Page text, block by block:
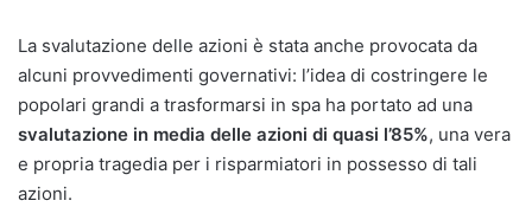
La svalutazione delle azioni è stata anche provocata da
alcuni provvedimenti governativi: l’idea di costringere le
popolari grandi a trasformarsi in spa ha portato ad una
svalutazione in media delle azioni di quasi l’85%, una vera
e propria tragedia per i risparmiatori in possesso di tali
azioni.